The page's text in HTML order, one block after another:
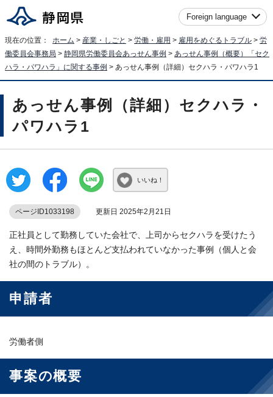
Foreign language
現在の位置： ホーム > 産業・しごと > 労働・雇用 > 雇用をめぐるトラブル > 労
働委員会事務局 > 静岡県労働委員会あっせん事例 > あっせん事例（概要）「セク
ハラ・パワハラ」に関する事例 > あっせん事例（詳細）セクハラ・パワハラ1
あっせん事例（詳細）セクハラ・
パワハラ1
いいね！
ページID1033198 更新日 2025年2月21日
正社員として勤務していた会社で、上司からセクハラを受けたう
え、時間外勤務もほとんど支払われていなかった事例（個人と会
社の間のトラブル）。
申請者
労働者側
事案の概要